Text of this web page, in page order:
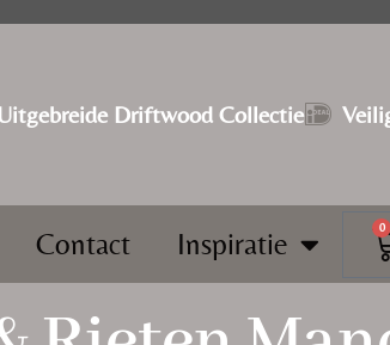
Driftwood Collectie
Contact Inspiratie 0